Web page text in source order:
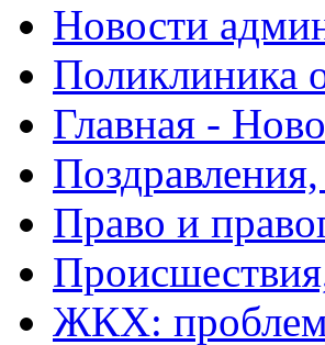
Новости
Поликлиника
Главная -
Право и
ЖКХ: